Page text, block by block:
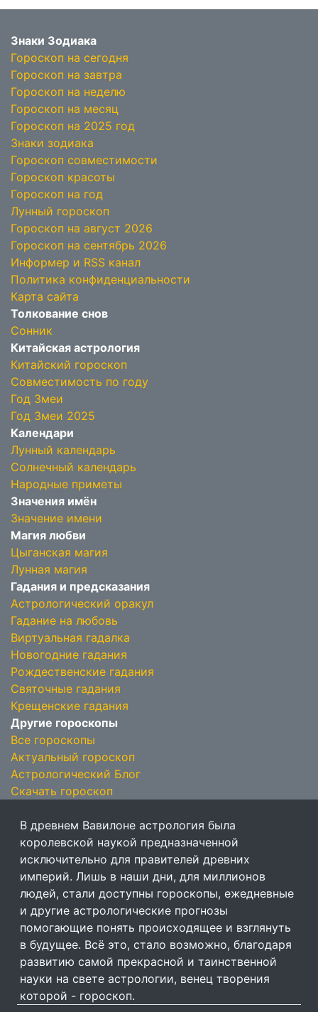
Знаки Зодиака
Гороскоп на сегодня
Гороскоп на завтра
Гороскоп на неделю
Гороскоп на месяц
Гороскоп на 2025 год
Знаки зодиака
Гороскоп совместимости
Гороскоп красоты
Гороскоп на год
Лунный гороскоп
Гороскоп на август 2026
Гороскоп на сентябрь 2026
Информер и RSS канал
Политика конфиденциальности
Карта сайта
Толкование снов
Сонник
Китайская астрология
Китайский гороскоп
Совместимость по году
Год Змеи
Год Змеи 2025
Календари
Лунный календарь
Солнечный календарь
Народные приметы
Значения имён
Значение имени
Магия любви
Цыганская магия
Лунная магия
Гадания и предсказания
Астрологический оракул
Гадание на любовь
Виртуальная гадалка
Новогодние гадания
Рождественские гадания
Святочные гадания
Крещенские гадания
Другие гороскопы
Все гороскопы
Актуальный гороскоп
Астрологический Блог
Скачать гороскоп
В древнем Вавилоне астрология была
королевской наукой предназначенной
исключительно для правителей древних
империй. Лишь в наши дни, для миллионов
людей, стали доступны гороскопы, ежедневные
и другие астрологические прогнозы
помогающие понять происходящее и взглянуть
в будущее. Всё это, стало возможно, благодаря
развитию самой прекрасной и таинственной
науки на свете астрологии, венец творения
которой - гороскоп.